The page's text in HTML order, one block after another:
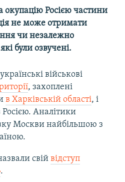
окупацію Росією частини
не може отримати
чи незалежно
були озвучені.
військові
, захоплені
в Харківській області, і
Аналітики
Москви найбільшою з
свій відступ
.